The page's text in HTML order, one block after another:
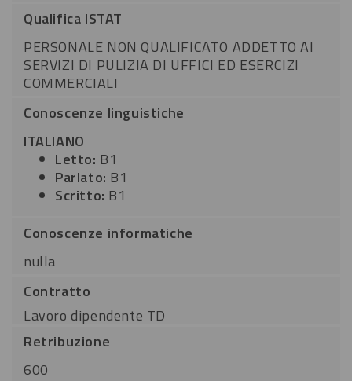
Qualifica ISTAT
PERSONALE NON QUALIFICATO ADDETTO AI
SERVIZI DI PULIZIA DI UFFICI ED ESERCIZI
COMMERCIALI
Conoscenze linguistiche
ITALIANO
Letto: B1
Parlato: B1
Scritto: B1
Conoscenze informatiche
nulla
Contratto
Lavoro dipendente TD
Retribuzione
600